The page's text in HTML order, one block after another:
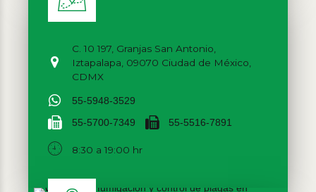
C. 10 197, Granjas San Antonio,
Iztapalapa, 09070 Ciudad de México,
CDMX
55-5948-3529
55-5700-7349 55-5516-7891
8:30 a 19:00 hr